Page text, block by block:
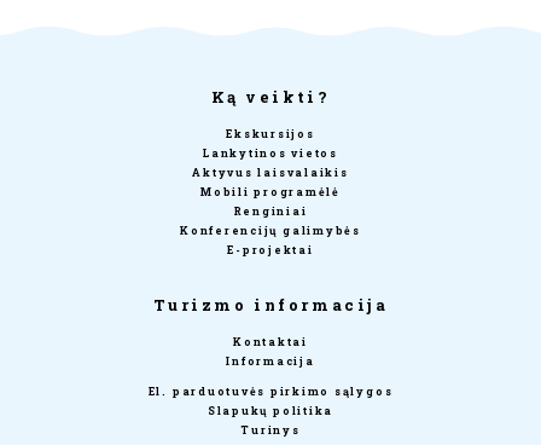
Ką veikti?
Ekskursijos
Lankytinos vietos
Aktyvus laisvalaikis
Mobili programėlė
Renginiai
Konferencijų galimybės
E-projektai
Turizmo informacija
Kontaktai
Informacija
El. parduotuvės pirkimo sąlygos
Slapukų politika
Turinys